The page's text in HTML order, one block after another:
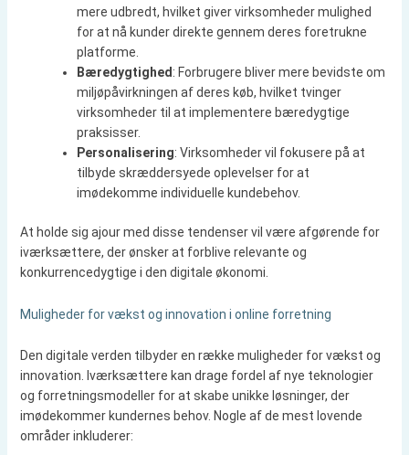
mere udbredt, hvilket giver virksomheder mulighed
for at nå kunder direkte gennem deres foretrukne
platforme.
Bæredygtighed : Forbrugere bliver mere bevidste om
miljøpåvirkningen af deres køb, hvilket tvinger
virksomheder til at implementere bæredygtige
praksisser.
Personalisering: Virksomheder vil fokusere på at
tilbyde skræddersyede oplevelser for at
imødekomme individuelle kundebehov.
At holde sig ajour med disse tendenser vil være afgørende for
iværksættere, der ønsker at forblive relevante og
konkurrencedygtige i den digitale økonomi.
Muligheder for vækst og innovation i online forretning
Den digitale verden tilbyder en række muligheder for vækst og
innovation. Iværksættere kan drage fordel af nye teknologier
og forretningsmodeller for at skabe unikke løsninger, der
imødekommer kundernes behov. Nogle af de mest lovende
områder inkluderer: